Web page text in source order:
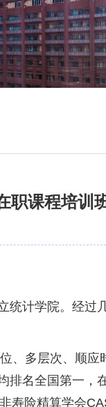
职课程培训
统计学院。经过
、多层次、顺
排名全国第一，
寿险精算学会